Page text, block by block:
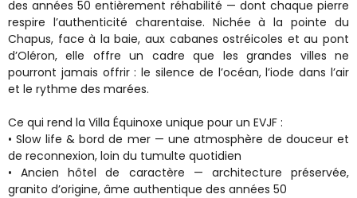
des années 50 entièrement réhabilité — dont chaque pierre
respire l’authenticité charentaise. Nichée à la pointe du
Chapus, face à la baie, aux cabanes ostréicoles et au pont
d’Oléron, elle offre un cadre que les grandes villes ne
pourront jamais offrir : le silence de l’océan, l’iode dans l’air
et le rythme des marées.
Ce qui rend la Villa Équinoxe unique pour un EVJF :
• Slow life & bord de mer — une atmosphère de douceur et
de reconnexion, loin du tumulte quotidien
• Ancien hôtel de caractère — architecture préservée,
granito d’origine, âme authentique des années 50